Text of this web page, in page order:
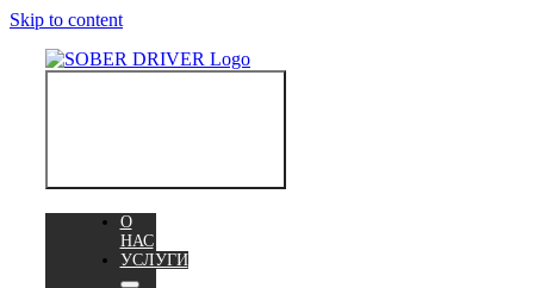
Skip to content
О
НАС
УСЛУГИ